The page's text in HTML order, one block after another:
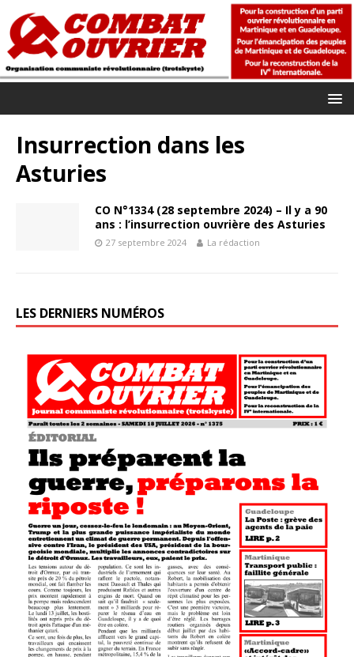
Insurrection dans les
Asturies
CO N°1334 (28 septembre 2024) – Il y a 90
ans : l’insurrection ouvrière des Asturies
27 septembre 2024 La rédaction
LES DERNIERS NUMÉROS